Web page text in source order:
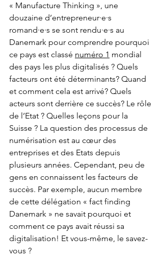
« Manufacture Thinking », une
douzaine d’entrepreneur·e·s
romand·e·s se sont rendu·e·s au
Danemark pour comprendre pourquoi
ce pays est classé numéro 1 mondial
des pays les plus digitalisés ? Quels
facteurs ont été déterminants? Quand
et comment cela est arrivé? Quels
acteurs sont derrière ce succès? Le rôle
de l’Etat ? Quelles leçons pour la
Suisse ? La question des processus de
numérisation est au cœur des
entreprises et des Etats depuis
plusieurs années. Cependant, peu de
gens en connaissent les facteurs de
succès. Par exemple, aucun membre
de cette délégation « fact finding
Danemark » ne savait pourquoi et
comment ce pays avait réussi sa
digitalisation! Et vous-même, le savez-
vous ?‍